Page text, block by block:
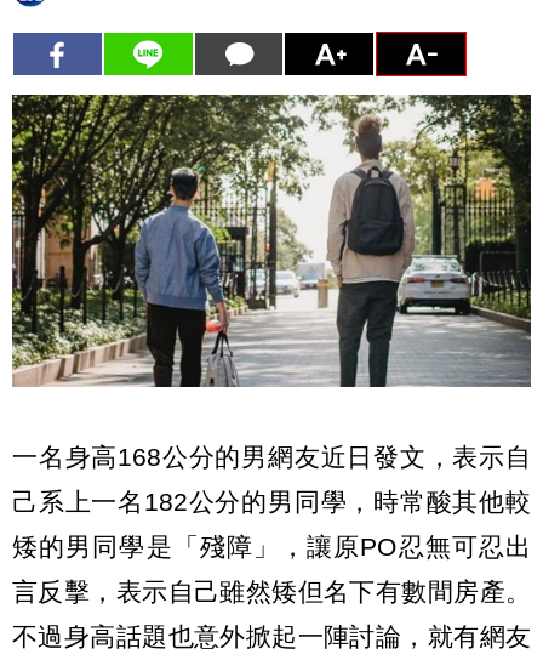
一名身高168公分的男網友近日發文，表示自
己系上一名182公分的男同學，時常酸其他較
矮的男同學是「殘障」，讓原PO忍無可忍出
言反擊，表示自己雖然矮但名下有數間房產。
不過身高話題也意外掀起一陣討論，就有網友